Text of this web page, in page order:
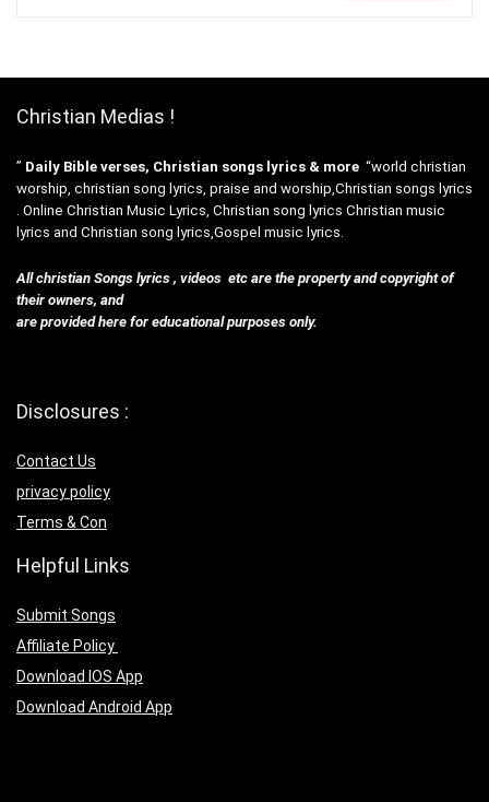
Christian Medias !
” Daily Bible verses, Christian songs lyrics & more “world christian
worship, christian song lyrics, praise and worship,Christian songs lyrics
. Online Christian Music Lyrics, Christian song lyrics Christian music
lyrics and Christian song lyrics,Gospel music lyrics.
All christian Songs lyrics , videos etc are the property and copyright of
their owners, and
are provided here for educational purposes only.
Disclosures :
Contact Us
privacy policy
Terms & Con
Helpful Links
Submit Songs
Affiliate Policy
Download IOS App
Download Android App